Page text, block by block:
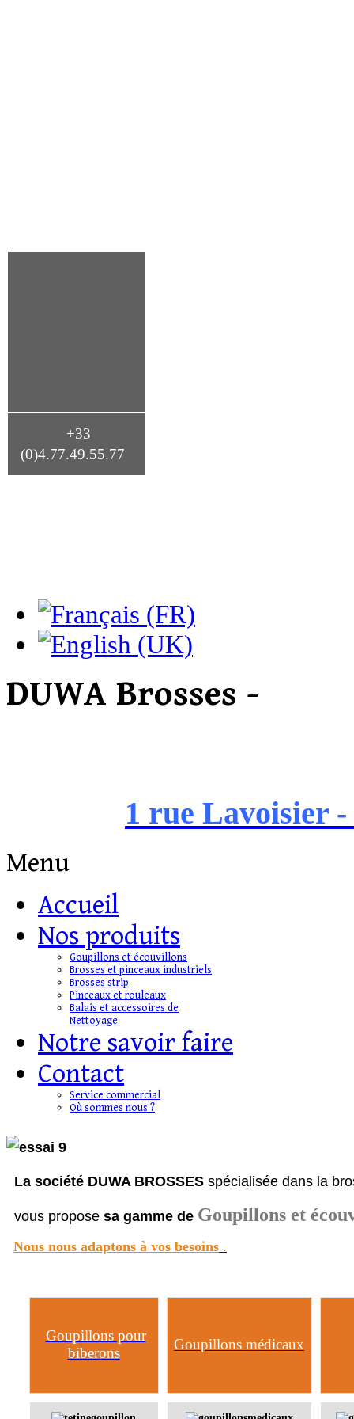
+33
(0)4.77.49.55.77
DUWA Brosses -
1 rue Lavoisier
Menu
Accueil
Nos produits
Goupillons et écouvillons
Brosses et pinceaux industriels
Brosses strip
Pinceaux et rouleaux
Balais et accessoires de
Nettoyage
Notre savoir faire
Contact
Service commercial
Où sommes nous ?
La société DUWA BROSSES spécialisée dans la
vous propose sa gamme de Goupillons et
Nous nous adaptons à vos besoins .
Goupillons pour
biberons
Goupillons médicaux